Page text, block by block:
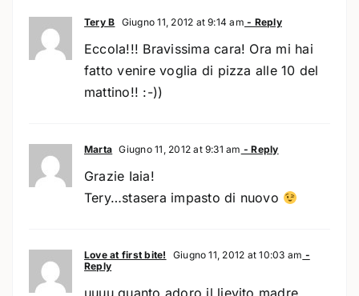
Tery B Giugno 11, 2012 at 9:14 am - Reply
Eccola!!! Bravissima cara! Ora mi hai
fatto venire voglia di pizza alle 10 del
mattino!! :-))
Marta Giugno 11, 2012 at 9:31 am - Reply
Grazie Iaia!
Tery…stasera impasto di nuovo
Love at first bite! Giugno 11, 2012 at 10:03 am -
Reply
uuuu quanto adoro il lievito madre …